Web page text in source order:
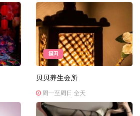
福田
贝贝养生会所
周一至周日 全天